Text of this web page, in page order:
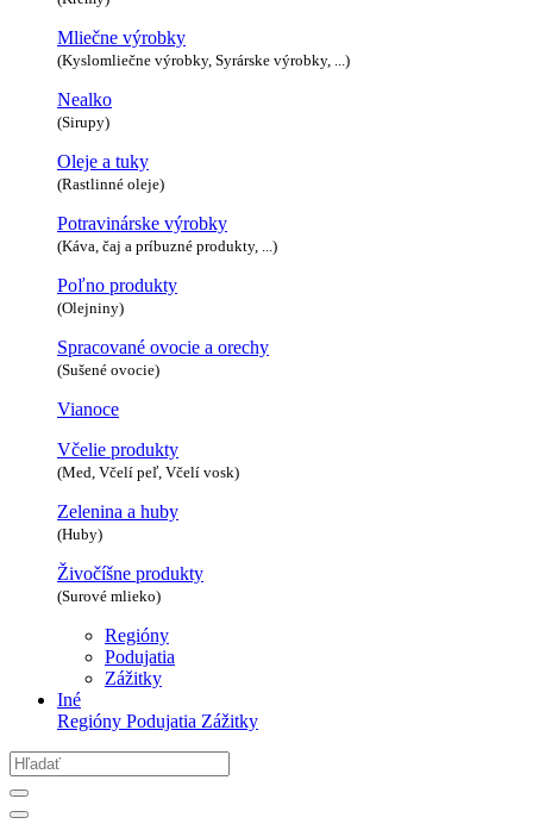
Mliečne výrobky
(Kyslomliečne výrobky, Syrárske výrobky, ...)
Nealko
(Sirupy)
Oleje a tuky
(Rastlinné oleje)
Potravinárske výrobky
(Káva, čaj a príbuzné produkty, ...)
Poľno produkty
(Olejniny)
Spracované ovocie a orechy
(Sušené ovocie)
Vianoce
Včelie produkty
(Med, Včelí peľ, Včelí vosk)
Zelenina a huby
(Huby)
Živočíšne produkty
(Surové mlieko)
Regióny
Podujatia
Zážitky
Iné
Regióny Podujatia Zážitky